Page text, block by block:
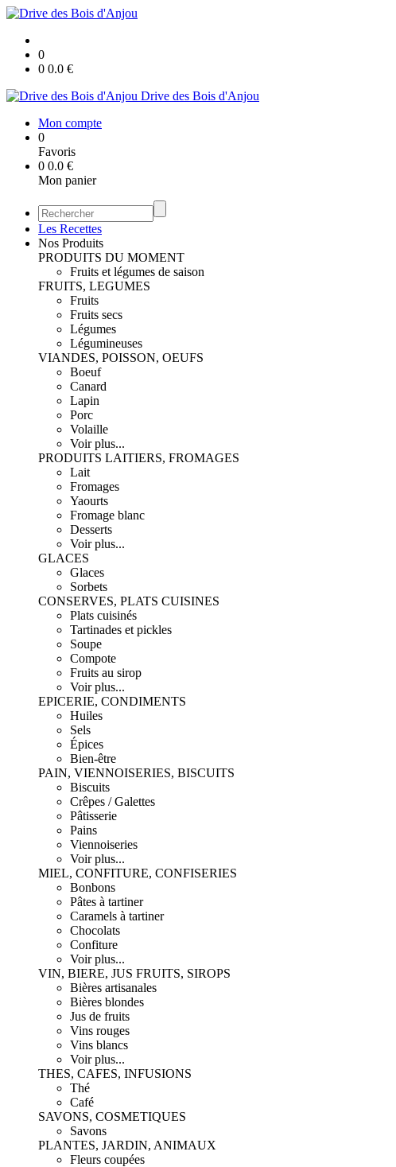
0
0 0.0 €
Drive des Bois d'Anjou
Mon compte
0
Favoris
0 0.0 €
Mon panier
Les Recettes
Nos Produits
PRODUITS DU MOMENT
Fruits et légumes de saison
FRUITS, LEGUMES
Fruits
Fruits secs
Légumes
Légumineuses
VIANDES, POISSON, OEUFS
Boeuf
Canard
Lapin
Porc
Volaille
Voir plus...
PRODUITS LAITIERS, FROMAGES
Lait
Fromages
Yaourts
Fromage blanc
Desserts
Voir plus...
GLACES
Glaces
Sorbets
CONSERVES, PLATS CUISINES
Plats cuisinés
Tartinades et pickles
Soupe
Compote
Fruits au sirop
Voir plus...
EPICERIE, CONDIMENTS
Huiles
Sels
Épices
Bien-être
PAIN, VIENNOISERIES, BISCUITS
Biscuits
Crêpes / Galettes
Pâtisserie
Pains
Viennoiseries
Voir plus...
MIEL, CONFITURE, CONFISERIES
Bonbons
Pâtes à tartiner
Caramels à tartiner
Chocolats
Confiture
Voir plus...
VIN, BIERE, JUS FRUITS, SIROPS
Bières artisanales
Bières blondes
Jus de fruits
Vins rouges
Vins blancs
Voir plus...
THES, CAFES, INFUSIONS
Thé
Café
SAVONS, COSMETIQUES
Savons
PLANTES, JARDIN, ANIMAUX
Fleurs coupées